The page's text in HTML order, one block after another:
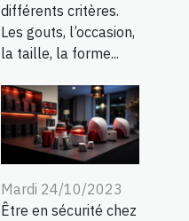
différents critères.
Les gouts, l’occasion,
la taille, la forme...
Mardi 24/10/2023
Être en sécurité chez